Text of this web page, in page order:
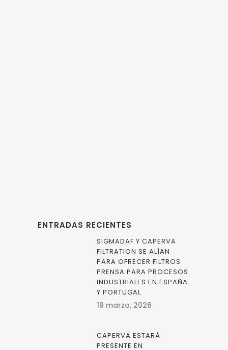
ENTRADAS RECIENTES
SIGMADAF Y CAPERVA
FILTRATION SE ALÍAN
PARA OFRECER FILTROS
PRENSA PARA PROCESOS
INDUSTRIALES EN ESPAÑA
Y PORTUGAL
19 marzo, 2026
CAPERVA ESTARÁ
PRESENTE EN